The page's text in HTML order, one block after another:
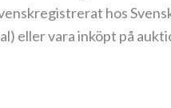
hos
eller vara inköpt på